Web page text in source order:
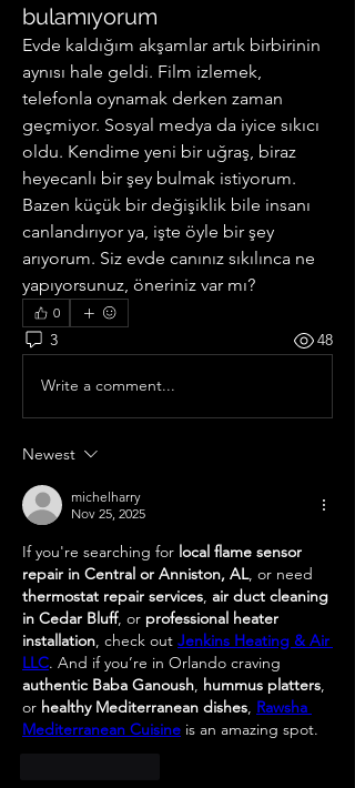
bulamıyorum
Evde kaldığım akşamlar artık birbirinin
aynısı hale geldi. Film izlemek,
telefonla oynamak derken zaman
geçmiyor. Sosyal medya da iyice sıkıcı
oldu. Kendime yeni bir uğraş, biraz
heyecanlı bir şey bulmak istiyorum.
Bazen küçük bir değişiklik bile insanı
canlandırıyor ya, işte öyle bir şey
arıyorum. Siz evde canınız sıkılınca ne
yapıyorsunuz, öneriniz var mı?
0
3 48
Write a comment...
Newest
michelharry
Nov 25, 2025
If you're searching for local flame sensor
repair in Central or Anniston, AL
thermostat repair services, air duct cleaning
in Cedar Bluff, or professional heater
installation, check out Jenkins Heating & Air
LLC
authentic Baba Ganoush, hummus platters,
or healthy Mediterranean dishes, Rawsha
Mediterranean Cuisine is an amazing spot.